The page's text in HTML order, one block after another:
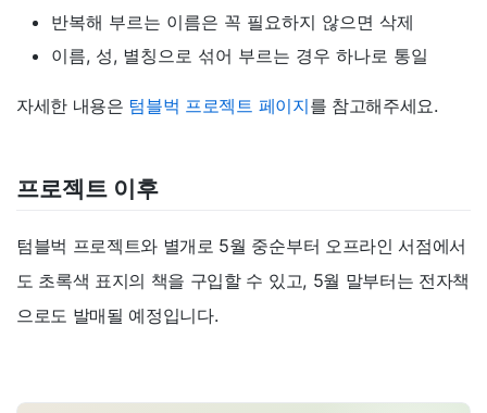
반복해 부르는 이름은 꼭 필요하지 않으면 삭제
이름, 성, 별칭으로 섞어 부르는 경우 하나로 통일
자세한 내용은 텀블벅 프로젝트 페이지를 참고해주세요.
프로젝트 이후
텀블벅 프로젝트와 별개로 5월 중순부터 오프라인 서점에서
도 초록색 표지의 책을 구입할 수 있고, 5월 말부터는 전자책
으로도 발매될 예정입니다.